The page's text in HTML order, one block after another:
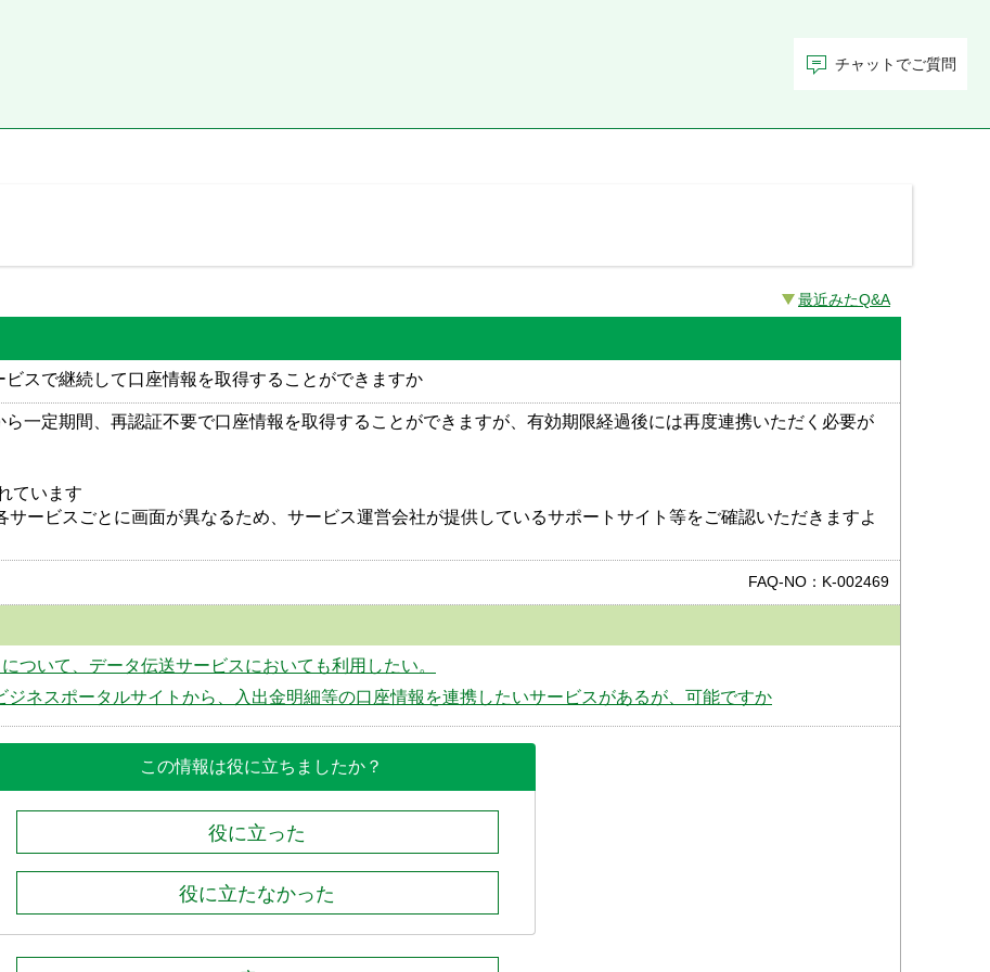
チャットでご質問
最近みたQ&A
スで継続して口座情報を取得することができますか
一定期間、再認証不要で口座情報を取得することができますが、有効期限経過後には再度連携いただく必要が
ています
ービスごとに画面が異なるため、サービス運営会社が提供しているサポートサイト等をご確認いただきますよ
FAQ-NO：K-002469
ついて、データ伝送サービスにおいても利用したい。
ネスポータルサイトから、入出金明細等の口座情報を連携したいサービスがあるが、可能ですか
この情報は役に立ちましたか？
役に立った
役に立たなかった